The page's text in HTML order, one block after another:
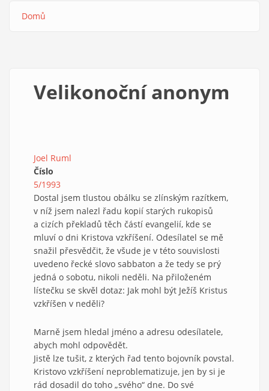
Domů
Velikonoční anonym
Joel Ruml
Číslo
5/1993
Dostal jsem tlustou obálku se zlínským razítkem,
v níž jsem nalezl řadu kopií starých rukopisů
a cizích překladů těch částí evangelií, kde se
mluví o dni Kristova vzkříšení. Odesílatel se mě
snažil přesvědčit, že všude je v této souvislosti
uvedeno řecké slovo sabbaton a že tedy se prý
jedná o sobotu, nikoli neděli. Na přiloženém
lístečku se skvěl dotaz: Jak mohl být Ježíš Kristus
vzkříšen v neděli?
Marně jsem hledal jméno a adresu odesílatele,
abych mohl odpovědět.
Jistě lze tušit, z kterých řad tento bojovník povstal.
Kristovo vzkříšení neproblematizuje, jen by si je
rád dosadil do toho „svého“ dne. Do své